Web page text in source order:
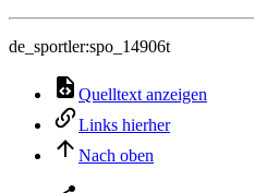
de_sportler:spo_14906t
Quelltext anzeigen
Links hierher
Nach oben